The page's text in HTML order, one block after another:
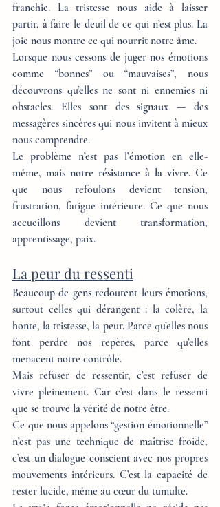
franchie. La tristesse nous aide à laisser
partir, à faire le deuil de ce qui n’est plus. La
joie nous montre ce qui nourrit notre âme.
Lorsque nous cessons de juger nos émotions
comme “bonnes” ou “mauvaises”, nous
découvrons qu’elles ne sont ni ennemies ni
obstacles. Elles sont des signaux — des
messagères sincères qui nous invitent à mieux
nous comprendre.
Le problème n’est pas l’émotion en elle-
même, mais notre résistance à la vivre. Ce
que nous refoulons devient tension,
frustration, fatigue intérieure. Ce que nous
accueillons devient transformation,
apprentissage, paix.
La peur du ressenti
Beaucoup de gens redoutent leurs émotions,
surtout celles qui dérangent : la colère, la
honte, la tristesse, la peur. Parce qu’elles nous
font perdre nos repères, parce qu’elles
menacent notre contrôle.
Mais refuser de ressentir, c’est refuser de
vivre pleinement. Car c’est dans le ressenti
que se trouve la vérité de notre être.
Ce que nous appelons “gestion émotionnelle”
n’est pas une technique de maîtrise froide,
c’est un dialogue conscient avec nos propres
mouvements intérieurs. C’est la capacité de
rester lucide, même au cœur du tumulte.